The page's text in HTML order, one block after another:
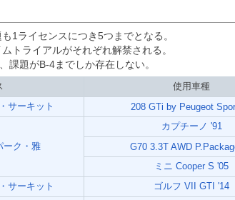
1ライセンスにつき5つまでとなる。
トライアルがそれぞれ解禁される。
課題がB-4までしか存在しない。
使用車種
サーキット
208 GTi by Peugeot
ーク・雅
カプチーノ '91
G70 3.3T AWD
ミニ Cooper S '05
サーキット
ゴルフ VII GTI '14